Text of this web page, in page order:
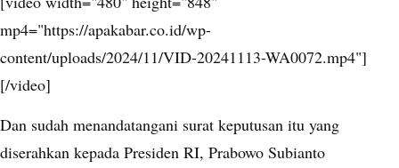
mp4="https://apakabar.co.id/wp-
content/uploads/2024/11/VID-20241113-WA0072.mp4"]
[/video]
Dan sudah menandatangani surat keputusan itu yang
diserahkan kepada Presiden RI, Prabowo Subianto